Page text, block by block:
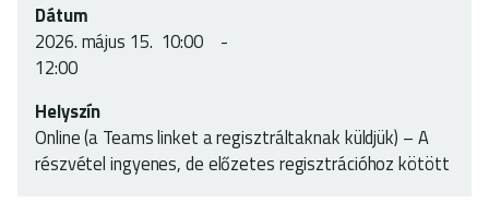
Dátum
2026. május 15. 10:00
12:00
Helyszín
Online (a Teams linket a regisztráltaknak küldjük) – A
részvétel ingyenes, de előzetes regisztrációhoz kötött